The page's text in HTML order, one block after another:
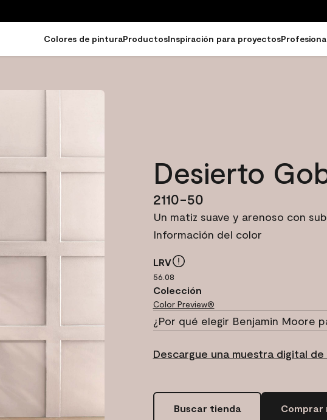
Colores de pinturaProductosInspiración para proyectos
Desierto
2110-50
Un matiz suave y arenoso con
Información del color
LRV
56.08
Colección
Color Preview®
¿Por qué elegir Benjamin Moore
Descargue una muestra digital
Buscar tienda Comprar